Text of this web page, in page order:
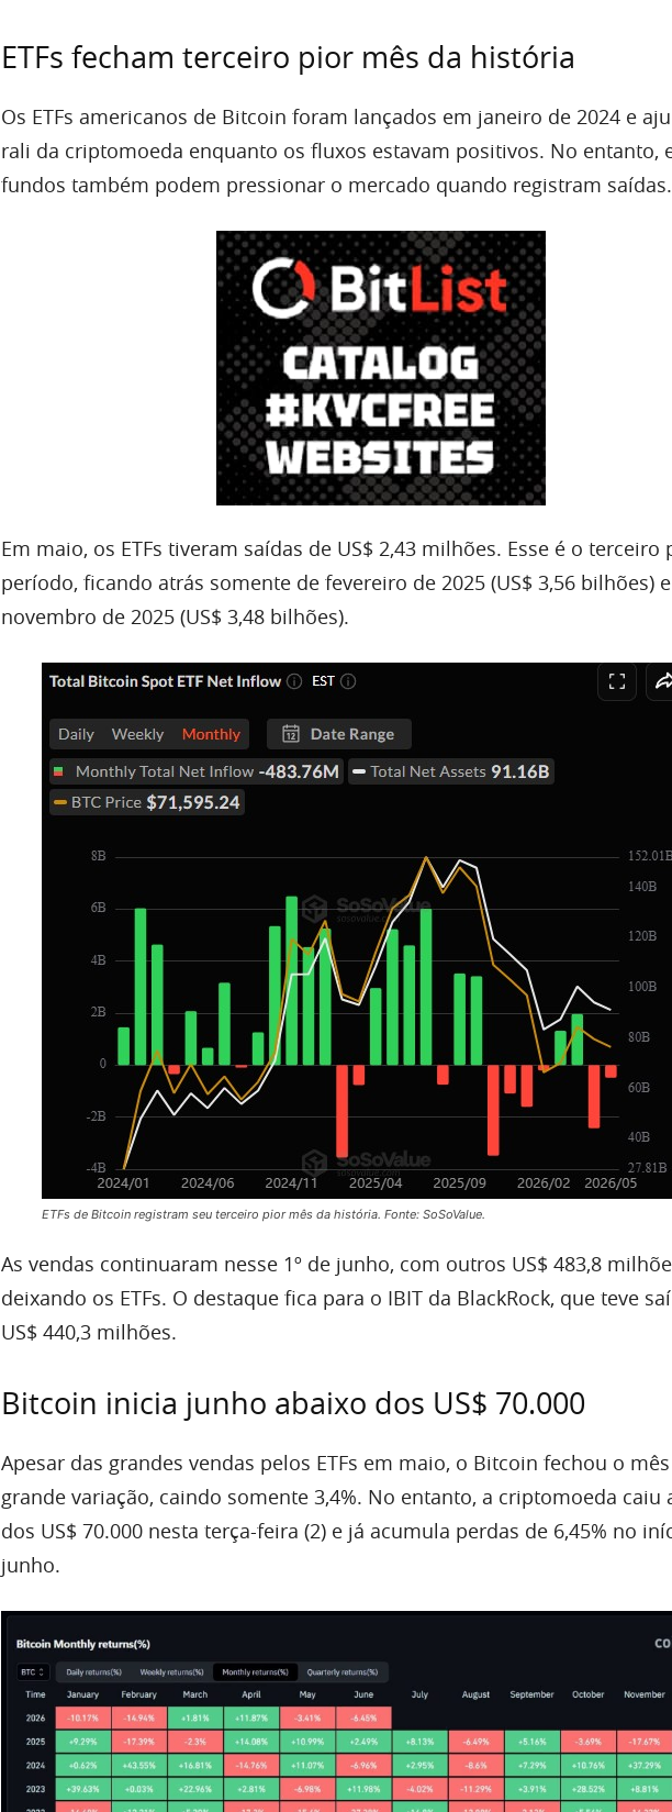
ETFs fecham terceiro pior mês da história
Os ETFs americanos de Bitcoin foram lançados em janeiro de 2024 e
rali da criptomoeda enquanto os fluxos estavam positivos. No entanto,
fundos também podem pressionar o mercado quando registram saídas.
Em maio, os ETFs tiveram saídas de US$ 2,43 milhões. Esse é o terceiro
período, ficando atrás somente de fevereiro de 2025 (US$ 3,56 bilhões) e
novembro de 2025 (US$ 3,48 bilhões).
ETFs de Bitcoin registram seu terceiro pior mês da história. Fonte: SoSoValue.
As vendas continuaram nesse 1º de junho, com outros US$ 483,8
deixando os ETFs. O destaque fica para o IBIT da BlackRock, que teve
US$ 440,3 milhões.
Bitcoin inicia junho abaixo dos US$ 70.000
Apesar das grandes vendas pelos ETFs em maio, o Bitcoin fechou o
grande variação, caindo somente 3,4%. No entanto, a criptomoeda caiu
dos US$ 70.000 nesta terça-feira (2) e já acumula perdas de 6,45% no
junho.